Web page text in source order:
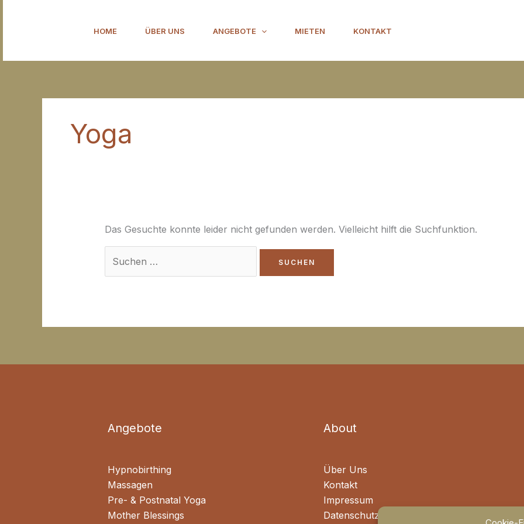
HOME ÜBER UNS ANGEBOTE MIETEN KONTAKT
Yoga
Das Gesuchte konnte leider nicht gefunden werden. Vielleicht hilft die Suchfunktion.
Angebote
Hypnobirthing
Massagen
Pre- & Postnatal Yoga
Mother Blessings
About
Über Uns
Kontakt
Impressum
Datenschutz